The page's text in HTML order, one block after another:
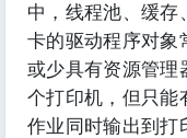
中，线程池、缓存
卡的驱动程序对象
或少具有资源管理
个打印机，但只能
作业同时输出到打